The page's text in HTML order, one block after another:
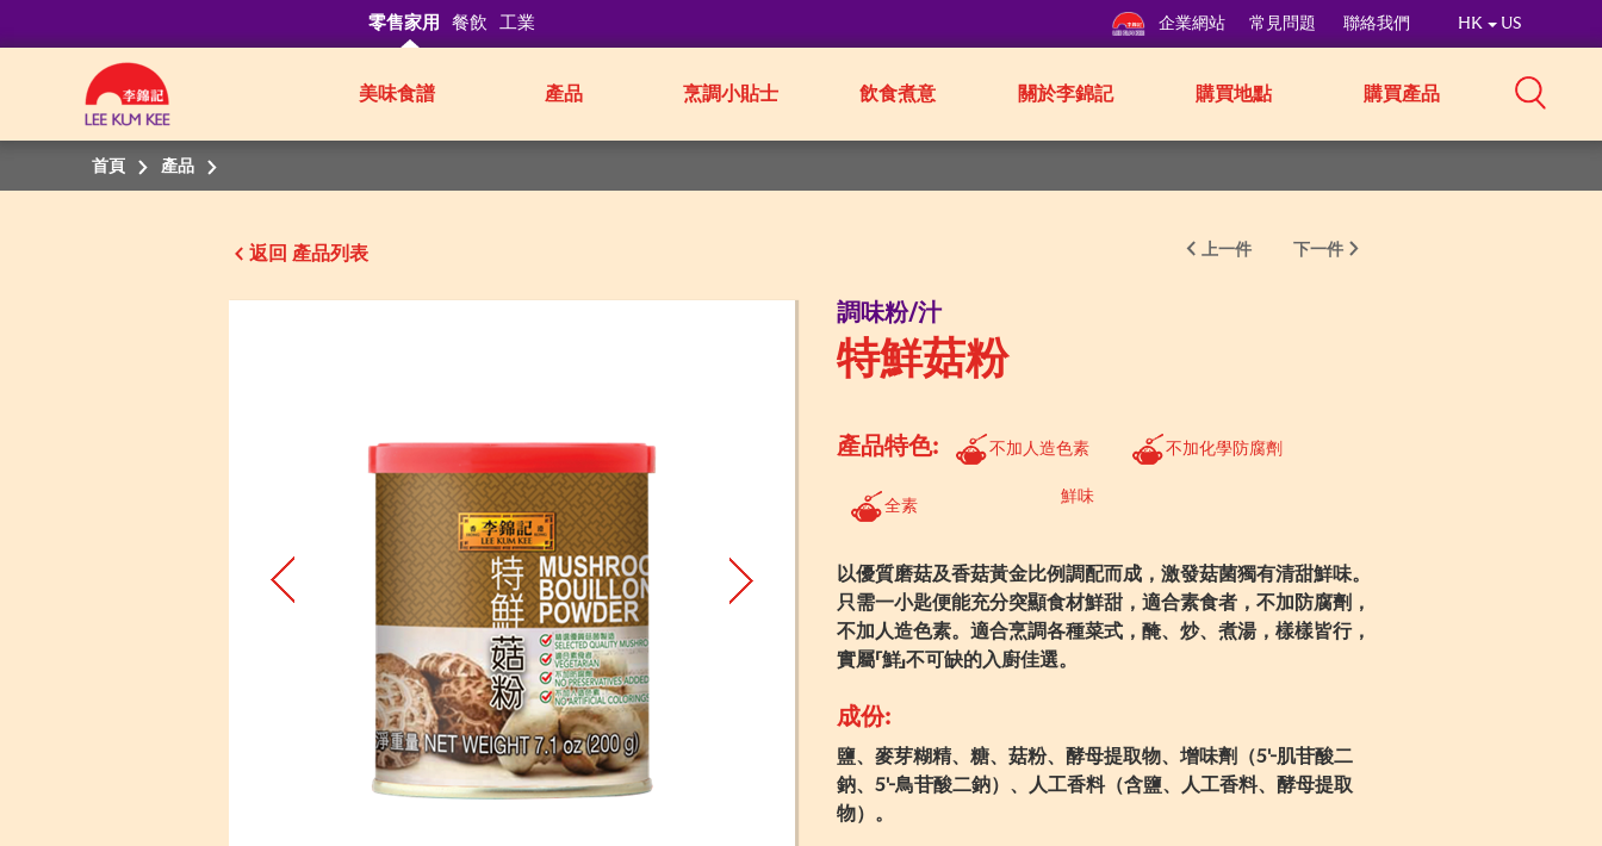
零售家用 餐飲 工業 企業網站 常見問題 聯絡我們 HK US
美味食譜 產品 烹調小貼士 飲食煮意 關於李錦記 購買地點 購買產品
首頁 產品
返回 上一件 下一件
調味粉/汁
特鮮菇粉
產品特色: 不加人造色素 不加化學防腐劑
全素
鮮味
以優質磨菇及香菇黃金比例調配而成，激發菇菌獨有清甜鮮味。
只需一小匙便能充分突顯食材鮮甜，適合素食者，不加防腐劑，
不加人造色素。適合烹調各種菜式，醃、炒、煮湯，樣樣皆行，
實屬「鮮」不可缺的入廚佳選。
成份:
鹽、麥芽糊精、糖、菇粉、酵母提取物、增味劑（5'-肌苷酸二
鈉、5'-鳥苷酸二鈉）、人工香料（含鹽、人工香料、酵母提取
物）。